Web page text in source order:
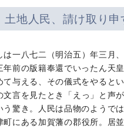
地人民、請け取り申
は一八七二（明治五）年三月
年前の版籍奉還でいったん天
て与える、その儀式をやるとい
文言を見たとき「えっ」と声
う驚き。人民は品物のようで
町にある加賀藩の郡役所。居